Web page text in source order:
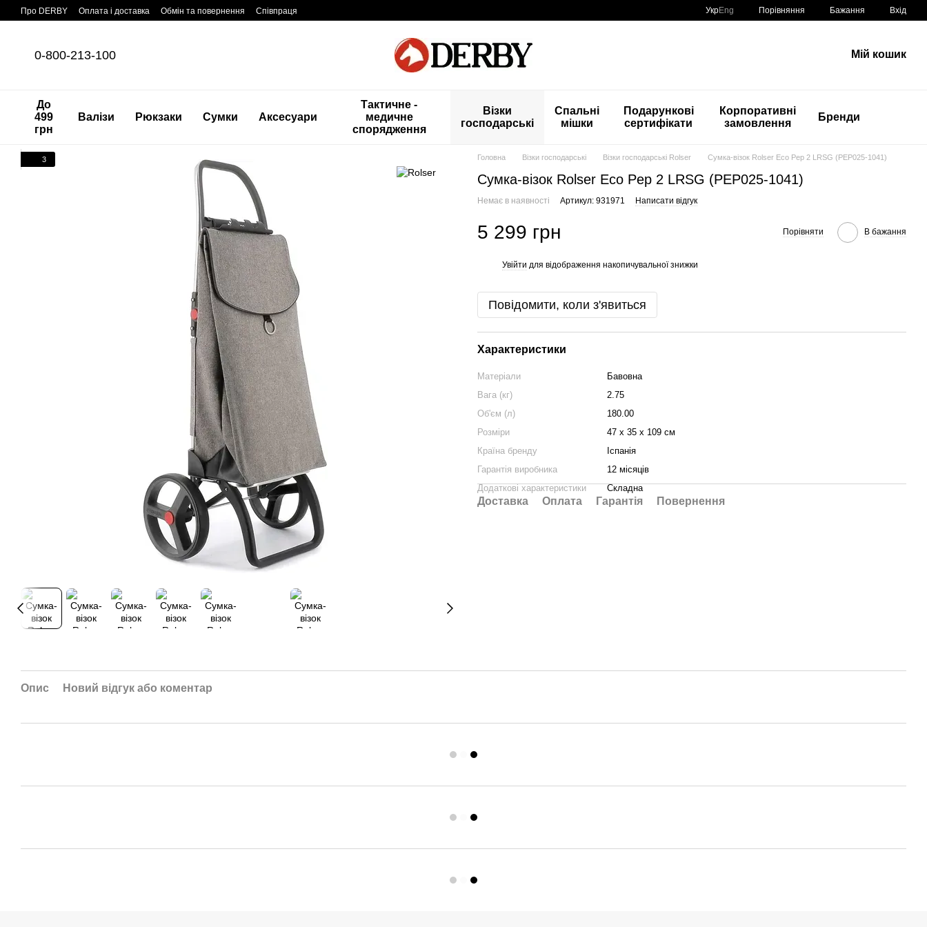
Перейти до основного контенту
Про DERBY Оплата і доставка Обмін та повернення Співпраця УкрEng Порівняння Бажання Вхід
0-800-213-100 Мій кошик
До
499
грн
Валізи Рюкзаки Сумки Аксесуари
Тактичне -
медичне
спорядження
Візки
господарські
Спальні
мішки
Подарункові
сертифікати
Корпоративні
замовлення
Бренди
3 Головна Візки господарські Візки господарські Rolser Сумка-візок Rolser Eco Pep 2 LRSG (PEP025-1041)
Сумка-візок Rolser Eco Pep 2 LRSG (PEP025-1041)
Немає в наявності Артикул: 931971 Написати відгук
5 299 грн Порівняти В бажання
Увійти для відображення накопичувальної знижки
Повідомити, коли з'явиться
Характеристики
Матеріали
Бавовна
Вага (кг)
2.75
Об'єм (л)
180.00
Розміри
47 х 35 х 109 см
Країна бренду
Іспанія
Гарантія виробника
12 місяців
Додаткові характеристики
Складна
Доставка Оплата Гарантія Повернення
Опис Новий відгук або коментар